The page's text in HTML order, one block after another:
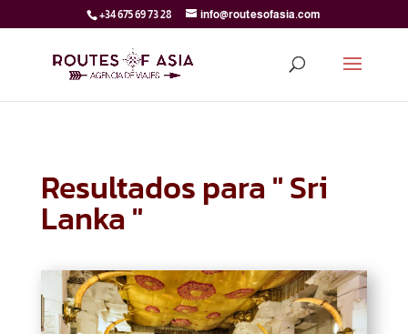
+34 675 69 73 28 info@routesofasia.com
Resultados para " Sri
Lanka "